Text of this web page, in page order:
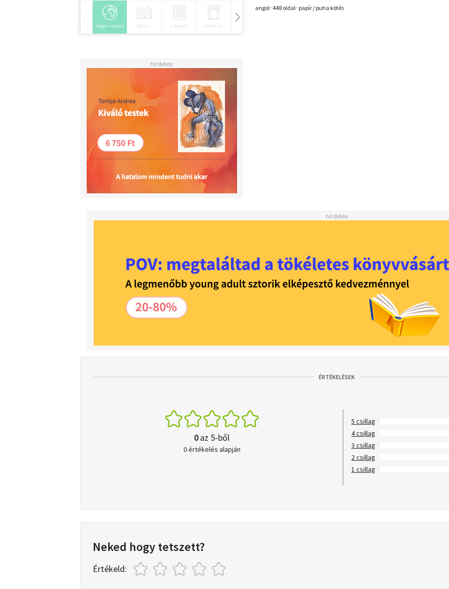
Idegen nyelvű Könyv E-könyv Antikvár
<BR>Through original research, Clark presents a fresh new
angol･448 oldal･papír / puha kötés
ÉRTÉKELÉSEK
0az 5-ből
0 értékelés alapján
5 csillag
4 csillag
3 csillag
2 csillag
1 csillag
Neked hogy tetszett?
Értékeld: